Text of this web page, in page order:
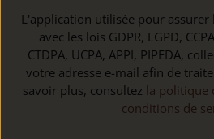
L'application utilisée pour
avec les lois GDPR, LGPD,
CTDPA, UCPA, APPI, PIPEDA,
votre adresse e-mail afin de
savoir plus, consultez la politique
conditions de